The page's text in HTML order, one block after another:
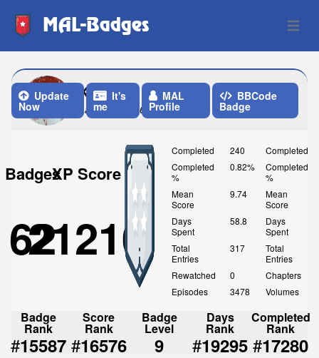
MAL-Badges Open
Ksmika
Last Update: 6 Days ago
Update
Now
It's
me
MAL
Profile
BBCode
Badge
Badges
62
XP Score
21210
Completed
240
Completed
%
0.82%
Mean
Score
9.74
Days
Spent
58.8
Total
Entries
317
Rewatched
0
Episodes
3478
Completed
Completed
%
Mean
Score
Days
Spent
Total
Entries
Chapters
Volumes
Badge
Rank
#15587
Score
Rank
#16576
Badge
Level
9
Days
Rank
#19295
Completed
Rank
#17280